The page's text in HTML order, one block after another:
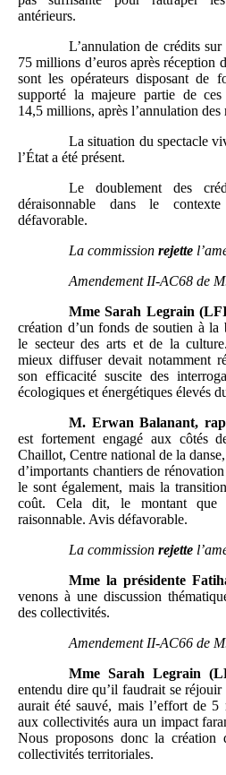
antérieurs.
L’annulation de crédits
75 millions d’euros après réception
sont les opérateurs disposant de
supporté la majeure partie de
14,5 millions, après l’annulation des
La situation du spectacle
l’État a été présent.
Le doublement des
déraisonnable dans le
défavorable.
La commission rejette
Amendement II-AC68 de
Mme Sarah Legrain
création d’un fonds de soutien à
le secteur des arts et de la
mieux diffuser devait notamment
son efficacité suscite des
écologiques et énergétiques élevés
M. Erwan Balanant,
est fortement engagé aux côtés
Chaillot, Centre national de la
d’importants chantiers de
le sont également, mais la
coût. Cela dit, le montant que
raisonnable. Avis défavorable.
La commission rejette
Mme la présidente
venons à une discussion
des collectivités.
Amendement II-AC66 de
Mme Sarah Legrain
entendu dire qu’il faudrait se
aurait été sauvé, mais l’effort de 5
aux collectivités aura un impact
Nous proposons donc la création
collectivités territoriales.